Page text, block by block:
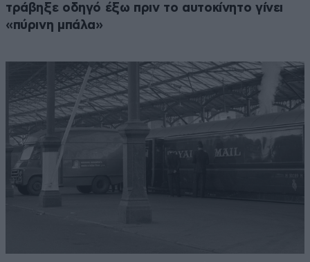
τράβηξε οδηγό έξω πριν το αυτοκίνητο γίνει
«πύρινη μπάλα»